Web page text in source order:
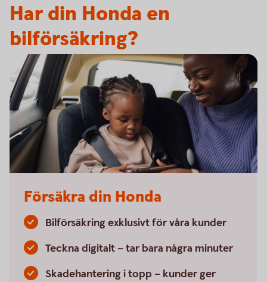
Har din Honda en
bilförsäkring?
Försäkra din Honda
Bilförsäkring exklusivt för våra kunder
Teckna digitalt – tar bara några minuter
Skadehantering i topp – kunder ger